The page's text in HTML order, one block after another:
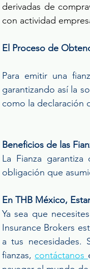
derivadas de
con actividad
El Proceso de
Para emitir una
garantizando así la
como la declaración
Beneficios de las
La Fianza
obligación que
En THB México,
Ya sea que
Insurance Brokers
a tus necesidades.
fianzas, contáctanos